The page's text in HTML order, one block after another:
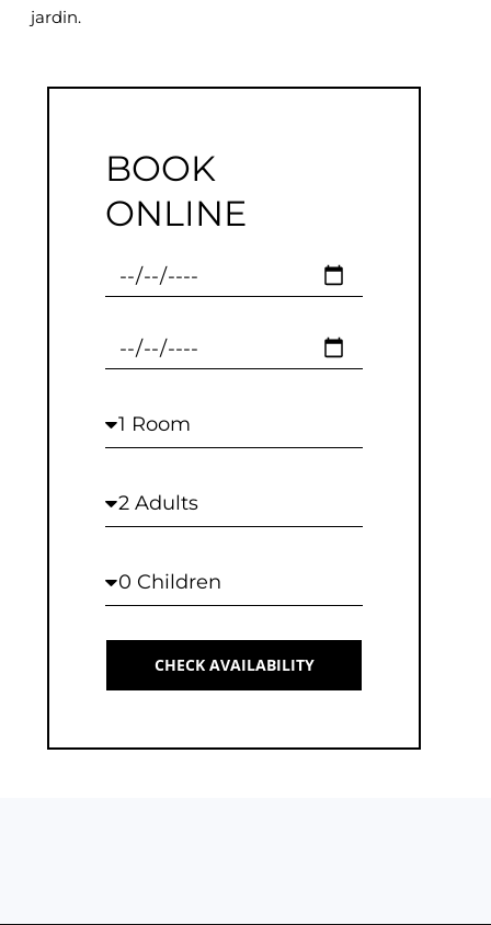
jardin.
BOOK
ONLINE
Checkin
Checkout
Rooms
Adults
Children
CHECK AVAILABILITY